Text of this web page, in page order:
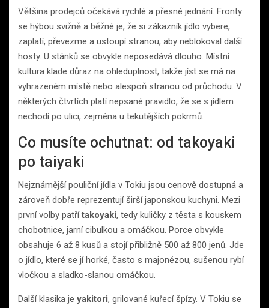
Většina prodejců očekává rychlé a přesné jednání. Fronty
se hýbou svižně a běžné je, že si zákazník jídlo vybere,
zaplatí, převezme a ustoupí stranou, aby neblokoval další
hosty. U stánků se obvykle neposedává dlouho. Místní
kultura klade důraz na ohleduplnost, takže jíst se má na
vyhrazeném místě nebo alespoň stranou od průchodu. V
některých čtvrtích platí nepsané pravidlo, že se s jídlem
nechodí po ulici, zejména u tekutějších pokrmů.
Co musíte ochutnat: od takoyaki
po taiyaki
Nejznámější pouliční jídla v Tokiu jsou cenově dostupná a
zároveň dobře reprezentují širší japonskou kuchyni. Mezi
první volby patřítakoyaki, tedy kuličky z těsta s kouskem
chobotnice, jarní cibulkou a omáčkou. Porce obvykle
obsahuje 6 až 8 kusů a stojí přibližně 500 až 800 jenů. Jde
o jídlo, které se jí horké, často s majonézou, sušenou rybí
vločkou a sladko-slanou omáčkou.
Další klasika je yakitori, grilované kuřecí špízy. V Tokiu se